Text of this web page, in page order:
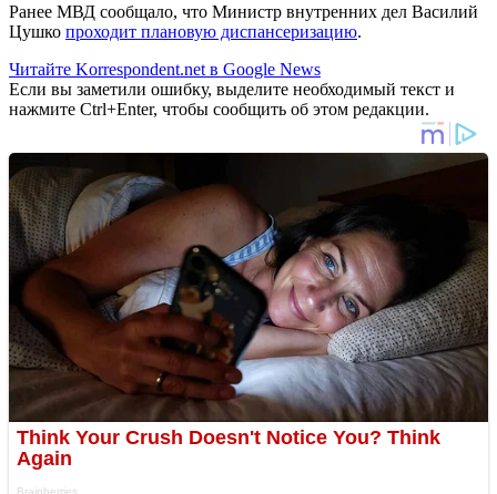
Ранее МВД сообщало, что Министр внутренних дел Василий
Цушко проходит плановую диспансеризацию.
Читайте Korrespondent.net в Google News
Если вы заметили ошибку, выделите необходимый текст и
нажмите Ctrl+Enter, чтобы сообщить об этом редакции.